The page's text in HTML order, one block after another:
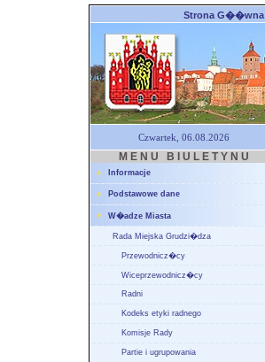
Strona G��wna
Czwartek, 06.08.2026
M E N U B I U L E T Y N U
Informacje
Podstawowe dane
W�adze Miasta
Rada Miejska Grudzi�dza
Przewodnicz�cy
Wiceprzewodnicz�cy
Radni
Kodeks etyki radnego
Komisje Rady
Partie i ugrupowania